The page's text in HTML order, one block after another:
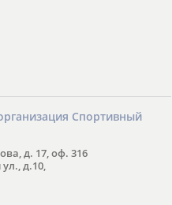
Спортивный
д. 17, оф. 316
д.10,